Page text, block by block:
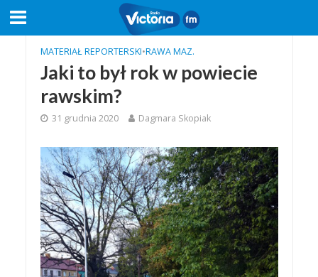
MATERIAŁ REPORTERSKI•RAWA MAZ.
Jaki to był rok w powiecie
rawskim?
31 grudnia 2020 Dagmara Skopiak